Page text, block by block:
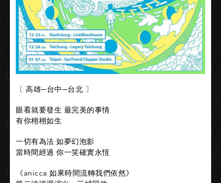
〔 高雄─台中─台北‭ ‬〕
眼看就要發生‭ ‬最完美的事情‭ ‬
有你栩栩如生‭ ‬
一切有為法‭ ‬如夢幻泡影‭ ‬
當時間經過‭ ‬你一笑確實永恆‭ ‬
《anicca‭ ‬如果時間流轉我們依然》‭ ‬